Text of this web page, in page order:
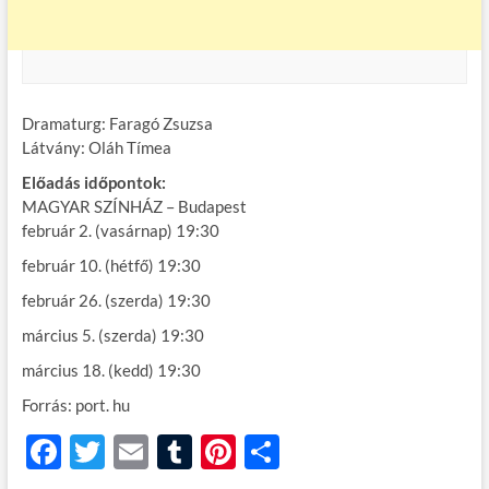
Dramaturg: Faragó Zsuzsa
Látvány: Oláh Tímea
Előadás időpontok:
MAGYAR SZÍNHÁZ – Budapest
február 2. (vasárnap) 19:30
február 10. (hétfő) 19:30
február 26. (szerda) 19:30
március 5. (szerda) 19:30
március 18. (kedd) 19:30
Forrás: port. hu
F T E T Pi O